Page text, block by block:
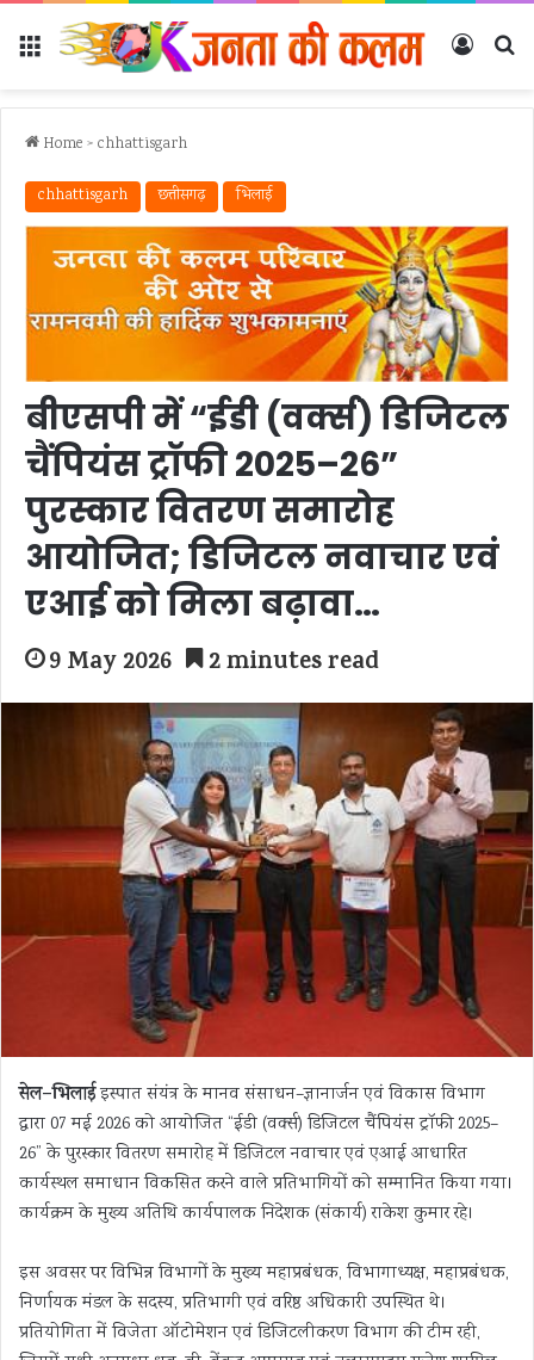
Menu Log In
Home > chhattisgarh
chhattisgarh छत्तीसगढ़ भिलाई
बीएसपी में “ईडी (वर्क्स) डिजिटल
चैंपियंस ट्रॉफी 2025–26”
पुरस्कार वितरण समारोह
आयोजित; डिजिटल नवाचार एवं
एआई को मिला बढ़ावा…
9 May 2026 2 minutes read
सेल–भिलाईइस्पात संयंत्र के मानव संसाधन–ज्ञानार्जन एवं विकास विभाग
द्वारा 07 मई 2026 को आयोजित “ईडी (वर्क्स) डिजिटल चैंपियंस ट्रॉफी 2025–
26” के पुरस्कार वितरण समारोह में डिजिटल नवाचार एवं एआई आधारित
कार्यस्थल समाधान विकसित करने वाले प्रतिभागियों को सम्मानित किया गया।
कार्यक्रम के मुख्य अतिथि कार्यपालक निदेशक (संकार्य) राकेश कुमार रहे।
इस अवसर पर विभिन्न विभागों के मुख्य महाप्रबंधक, विभागाध्यक्ष, महाप्रबंधक,
निर्णायक मंडल के सदस्य, प्रतिभागी एवं वरिष्ठ अधिकारी उपस्थित थे।
प्रतियोगिता में विजेता ऑटोमेशन एवं डिजिटलीकरण विभाग की टीम रही,